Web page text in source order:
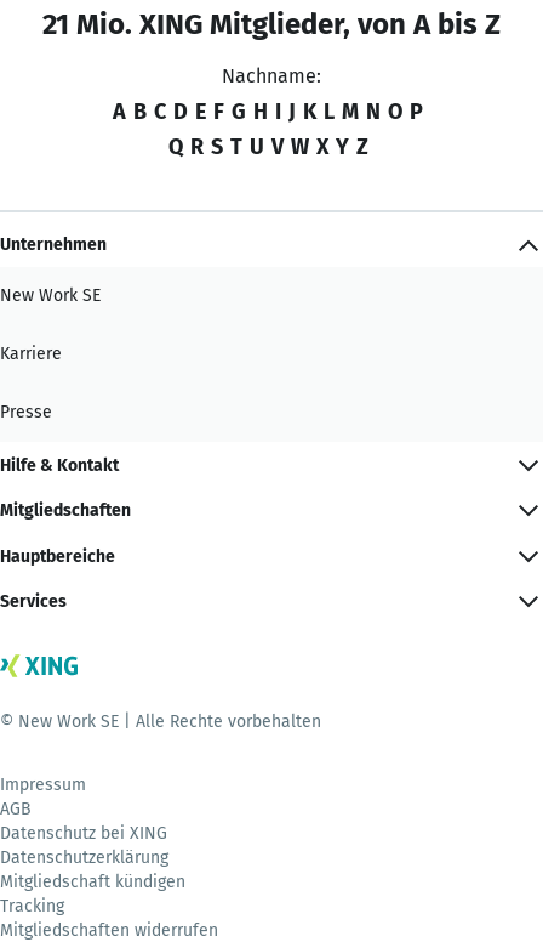
21 Mio. XING Mitglieder, von A bis Z
Nachname:
A B C D E F G H I J K L M N O P
Q R S T U V W X Y Z
Unternehmen
New Work SE
Karriere
Presse
Hilfe & Kontakt
Mitgliedschaften
Hauptbereiche
Services
© New Work SE | Alle Rechte vorbehalten
Impressum
AGB
Datenschutz bei XING
Datenschutzerklärung
Mitgliedschaft kündigen
Tracking
Mitgliedschaften widerrufen